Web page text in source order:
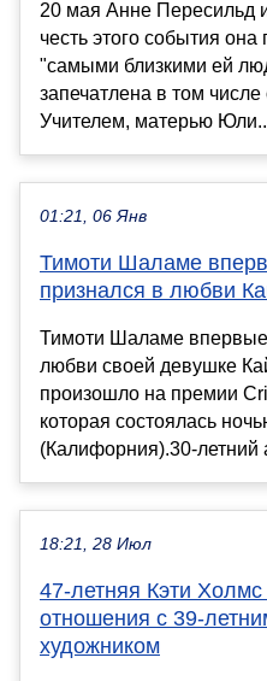
20 мая Анне Пересильд
честь этого события
"самыми близкими ей
запечатлена в том
Учителем, матерью
01:21, 06 Янв
Тимоти Шаламе
признался в любви
Тимоти Шаламе впервые
любви своей девушке
произошло на премии
которая состоялась
(Калифорния).30-летний
18:21, 28 Июл
47-летняя Кэти
отношения с 39-
художником